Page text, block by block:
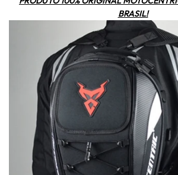
BRASIL!